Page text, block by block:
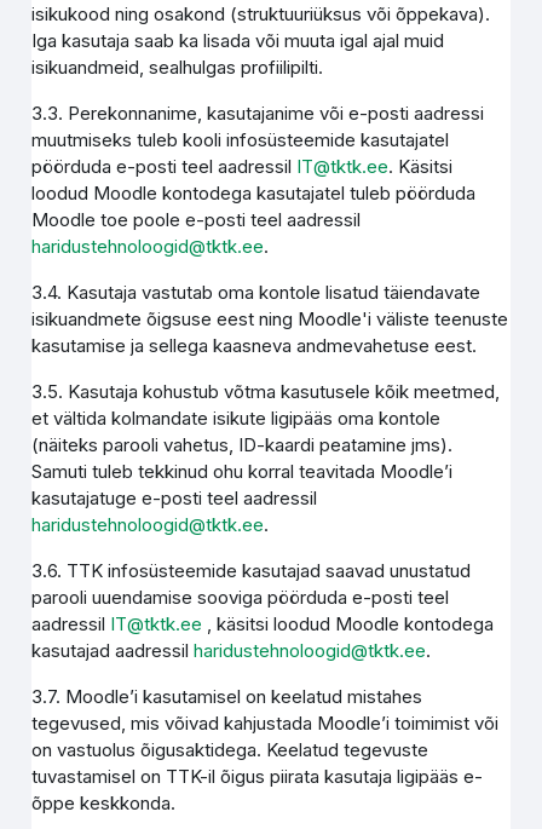
isikukood ning osakond (struktuuriüksus või õppekava).
Iga kasutaja saab ka lisada või muuta igal ajal muid
isikuandmeid, sealhulgas profiilipilti.
3.3. Perekonnanime, kasutajanime või e-posti aadressi
muutmiseks tuleb kooli infosüsteemide kasutajatel
pöörduda e-posti teel aadressil IT@tktk.ee. Käsitsi
loodud Moodle kontodega kasutajatel tuleb pöörduda
Moodle toe poole e-posti teel aadressil
haridustehnoloogid@tktk.ee.
3.4. Kasutaja vastutab oma kontole lisatud täiendavate
isikuandmete õigsuse eest ning Moodle'i väliste teenuste
kasutamise ja sellega kaasneva andmevahetuse eest.
3.5. Kasutaja kohustub võtma kasutusele kõik meetmed,
et vältida kolmandate isikute ligipääs oma kontole
(näiteks parooli vahetus, ID-kaardi peatamine jms).
Samuti tuleb tekkinud ohu korral teavitada Moodle’i
kasutajatuge e-posti teel aadressil
haridustehnoloogid@tktk.ee.
3.6. TTK infosüsteemide kasutajad saavad unustatud
parooli uuendamise sooviga pöörduda e-posti teel
aadressil IT@tktk.ee , käsitsi loodud Moodle kontodega
kasutajad aadressilharidustehnoloogid@tktk.ee.
3.7. Moodle’i kasutamisel on keelatud mistahes
tegevused, mis võivad kahjustada Moodle’i toimimist või
on vastuolus õigusaktidega. Keelatud tegevuste
tuvastamisel on TTK-il õigus piirata kasutaja ligipääs e-
õppe keskkonda.